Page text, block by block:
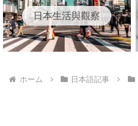
日本生活與觀察
ホーム 日本語記事